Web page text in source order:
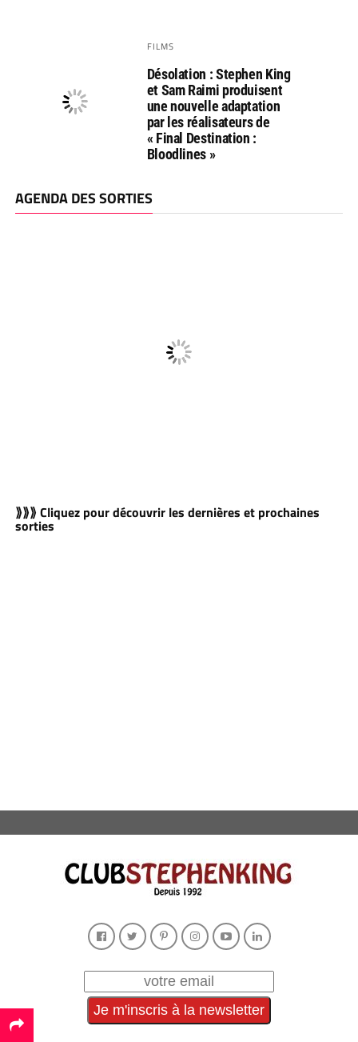
FILMS
Désolation : Stephen King
et Sam Raimi produisent
une nouvelle adaptation
par les réalisateurs de
« Final Destination :
Bloodlines »
AGENDA DES SORTIES
⟫⟫⟫ Cliquez pour découvrir les dernières et prochaines
sorties